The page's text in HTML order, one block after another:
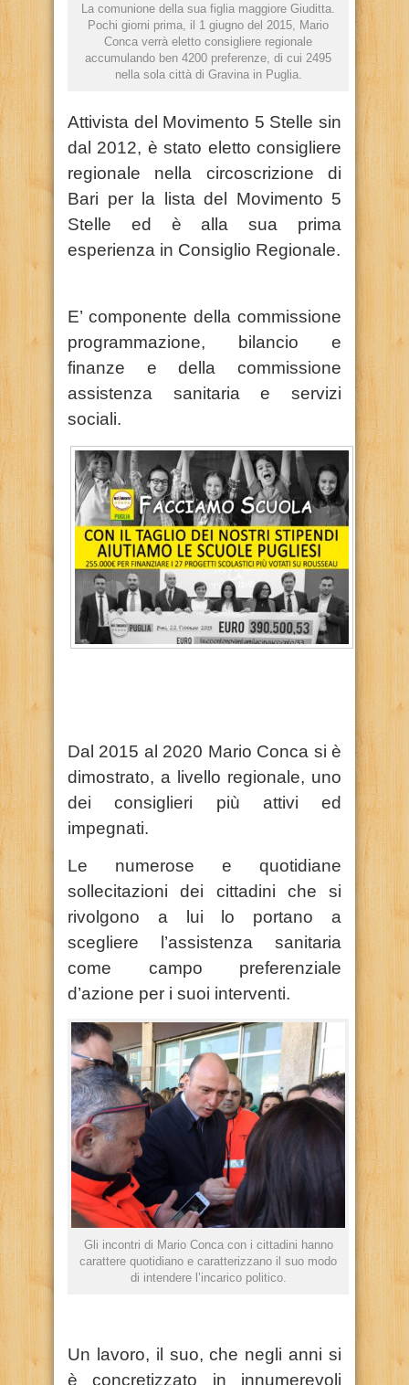
La comunione della sua figlia maggiore Giuditta.
Pochi giorni prima, il 1 giugno del 2015, Mario
Conca verrà eletto consigliere regionale
accumulando ben 4200 preferenze, di cui 2495
nella sola città di Gravina in Puglia.
Attivista del Movimento 5 Stelle sin
dal 2012, è stato eletto consigliere
regionale nella circoscrizione di
Bari per la lista del Movimento 5
Stelle ed è alla sua prima
esperienza in Consiglio Regionale.
E’ componente della commissione
programmazione, bilancio e
finanze e della commissione
assistenza sanitaria e servizi
sociali.
Dal 2015 al 2020 Mario Conca si è
dimostrato, a livello regionale, uno
dei consiglieri più attivi ed
impegnati.
Le numerose e quotidiane
sollecitazioni dei cittadini che si
rivolgono a lui lo portano a
scegliere l’assistenza sanitaria
come campo preferenziale
d’azione per i suoi interventi.
Gli incontri di Mario Conca con i cittadini hanno
carattere quotidiano e caratterizzano il suo modo
di intendere l’incarico politico.
Un lavoro, il suo, che negli anni si
è concretizzato in innumerevoli